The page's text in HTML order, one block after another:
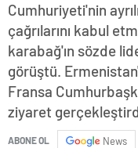
Cumhuriyeti'nin
çağrılarını kabul
karabağ'ın sözde
görüştü.
Fransa
ziyaret
ABONE OL News